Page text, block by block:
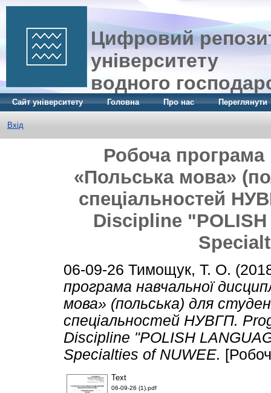
Цифровий
університету
водного
Сайт університету Головна Про нас Переглянути
Вхід
Робоча програма
«Польська мова»
спеціальностей
Discipline
06-09-26 Тимощук, Т. О.
програма навчальної
мова» (польська) для
спеціальностей НУВГП.
Discipline "POLISH
Specialties of NUWEE.
Text
06-09-26 (1).pdf